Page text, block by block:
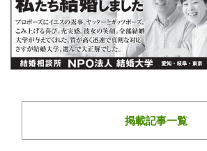
掲載記事一覧